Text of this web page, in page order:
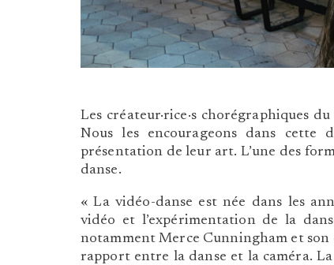
Les créateur·rice·s chorégraphiques
Nous les encourageons dans cette
présentation de leur art. L’une des
danse.
« La vidéo-danse est née dans les
vidéo et l’expérimentation de la
notamment Merce Cunningham et
rapport entre la danse et la caméra. La